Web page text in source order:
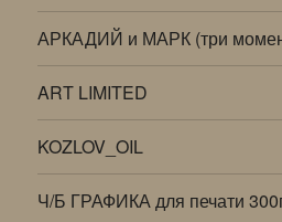
АРКАДИЙ и МАРК (три
ART LIMITED
KOZLOV_OIL
Ч/Б ГРАФИКА для печати